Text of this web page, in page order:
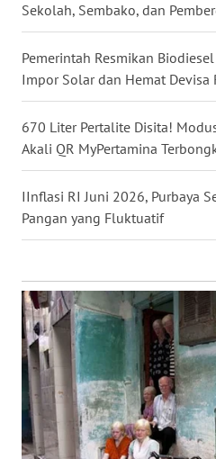
Sekolah, Sembako, dan
Pemerintah Resmikan
Impor Solar dan Hemat Devisa
670 Liter Pertalite Disita!
Akali QR MyPertamina
IInflasi RI Juni 2026, Purbaya
Pangan yang Fluktuatif
WN
WN
WN
JATIM
WN
BALI
WN
KALBAR
WN
KALTENG
WN
KALTARA